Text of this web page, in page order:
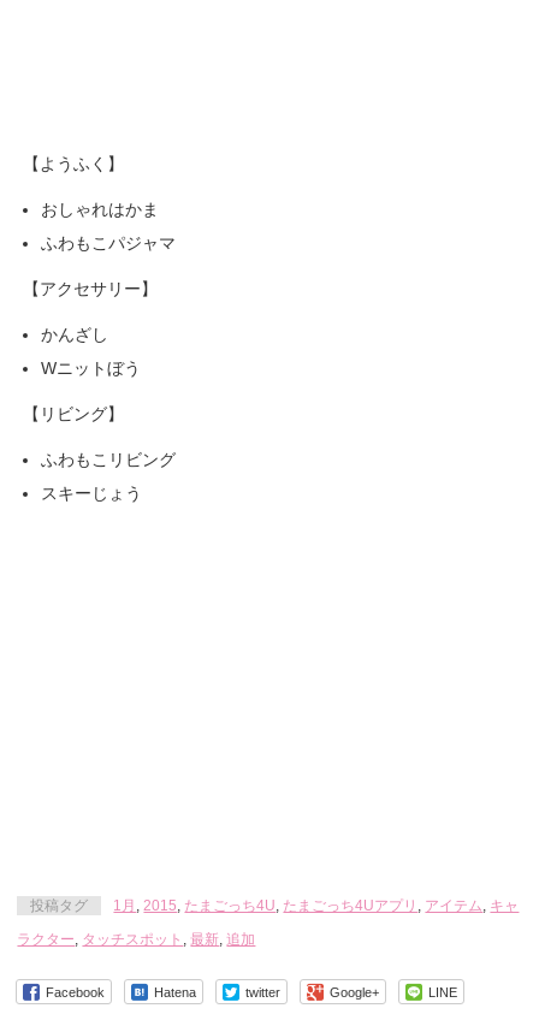
【ようふく】
おしゃれはかま
ふわもこパジャマ
【アクセサリー】
かんざし
Wニットぼう
【リビング】
ふわもこリビング
スキーじょう
投稿タグ 1月 ,2015, たまごっち4U, たまごっち4Uアプリ , アイテム, キャ
ラクター, タッチスポット ,最新,追加
Facebook Hatena twitter Google+ LINE